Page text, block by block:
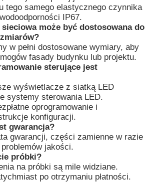
tego samego elastycznego czynnika
IP67.
sieciowa może być dostosowana do
w pełni dostosowane wymiary, aby
fasady budynku lub projektu.
sterujące jest
wyświetlacze z siatką LED
systemy sterowania LED.
oprogramowanie i
konfiguracji.
gwarancja?
gwarancji, części zamienne w razie
jakości.
próbki?
na próbki są mile widziane.
po otrzymaniu płatności.